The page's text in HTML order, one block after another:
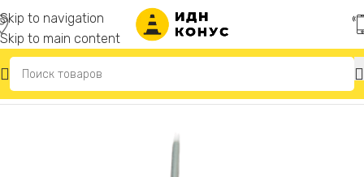
Skip to navigation
Skip to main content
Главная Фонари сигнальные